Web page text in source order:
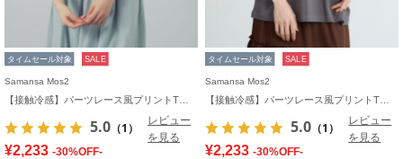
タイムセール対象 SALE
Samansa Mos2
5.0 （1）
レビュー
を見る
¥2,233 -30%OFF-
タイムセール対象 SALE
Samansa Mos2
5.0 （1）
レビュー
を見る
¥2,233 -30%OFF-